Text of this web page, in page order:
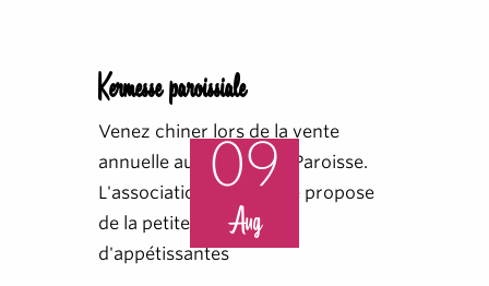
Kermesse paroissiale
Venez chiner lors de la vente
annuelle au profit de la Paroisse.
L'association diocésaine propose
de la petite brocante et
d'appétissantes
09
Aug